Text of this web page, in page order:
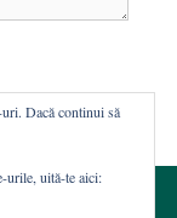
Dacă continui să
urile, uită-te aici: